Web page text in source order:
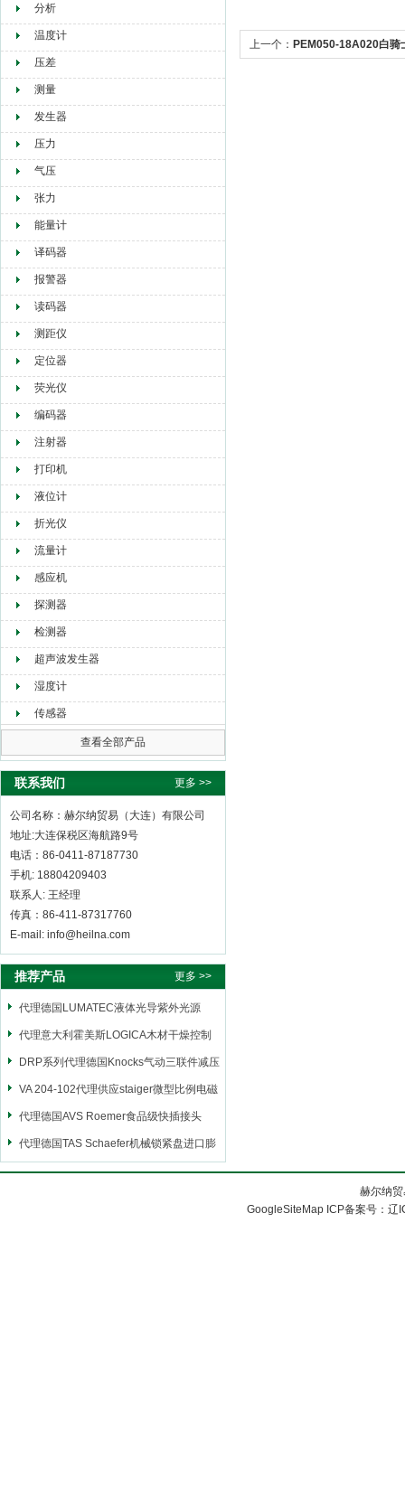
分析
温度计
压差
测量
发生器
压力
气压
张力
能量计
译码器
报警器
读码器
测距仪
定位器
荧光仪
编码器
注射器
打印机
液位计
折光仪
流量计
感应机
探测器
检测器
超声波发生器
湿度计
传感器
查看全部产品
联系我们 更多 >>
公司名称：赫尔纳贸易（大连）有限公司
地址:大连保税区海航路9号
电话：86-0411-87187730
手机: 18804209403
联系人: 王经理
传真：86-411-87317760
E-mail: info@heilna.com
推荐产品 更多 >>
代理德国LUMATEC液体光导紫外光源
代理意大利霍美斯LOGICA木材干燥控制
仪
DRP系列代理德国Knocks气动三联件减压
阀
VA 204-102代理供应staiger微型比例电磁
阀
代理德国AVS Roemer食品级快插接头
代理德国TAS Schaefer机械锁紧盘进口膨
胀套
上一个： PEM050-18A020白骑
赫尔纳
GoogleSiteMap ICP备案号：辽